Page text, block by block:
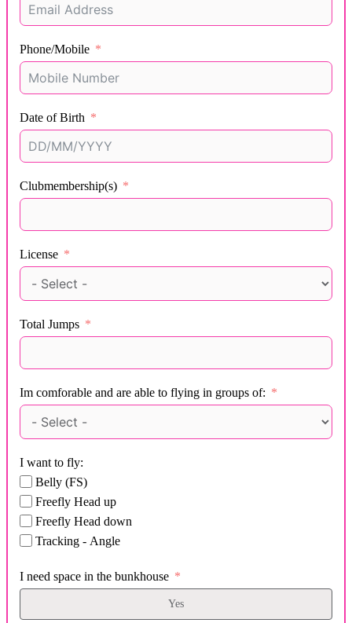
Phone/Mobile
Date of Birth
Clubmembership(s)
License
Total Jumps
Im comforable and are able to flying in groups of:
I want to fly:
Belly (FS)
Freefly Head up
Freefly Head down
Tracking - Angle
I need space in the bunkhouse
Yes